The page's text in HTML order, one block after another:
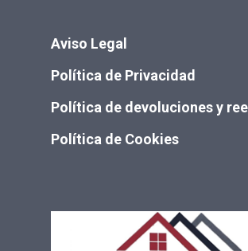
Aviso Legal
Política de Privacidad
Política de devoluciones y
Política de Cookies